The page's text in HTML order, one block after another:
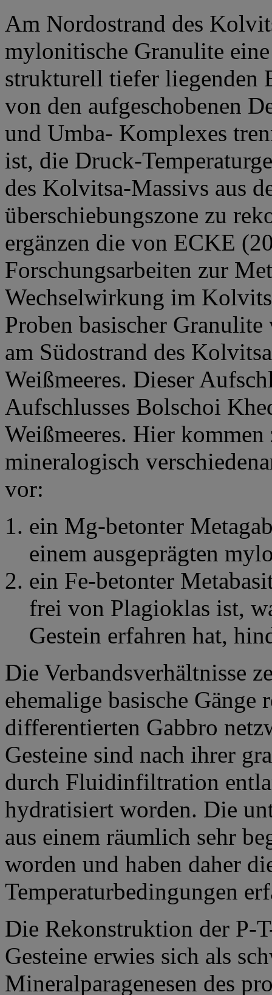
Am Nordostrand des
mylonitische Granulite
strukturell tiefer liegenden
von den aufgeschobenen
und Umba- Komplexes
ist, die Druck-
des Kolvitsa-Massivs aus
überschiebungszone zu
ergänzen die von ECKE
Forschungsarbeiten zur
Wechselwirkung im
Proben basischer
am Südostrand des
Weißmeeres. Dieser
Aufschlusses Bolschoi
Weißmeeres. Hier
mineralogisch
vor:
ein Mg-betonter
einem ausgeprägten
ein Fe-betonter
frei von Plagioklas ist,
Gestein erfahren hat,
Die Verbandsverhältnisse
ehemalige basische
differentierten Gabbro
Gesteine sind nach ihrer
durch Fluidinfiltration
hydratisiert worden. Die
aus einem räumlich sehr
worden und haben daher
Temperaturbedingungen
Die Rekonstruktion der P-
Gesteine erwies sich als
Mineralparagenesen des